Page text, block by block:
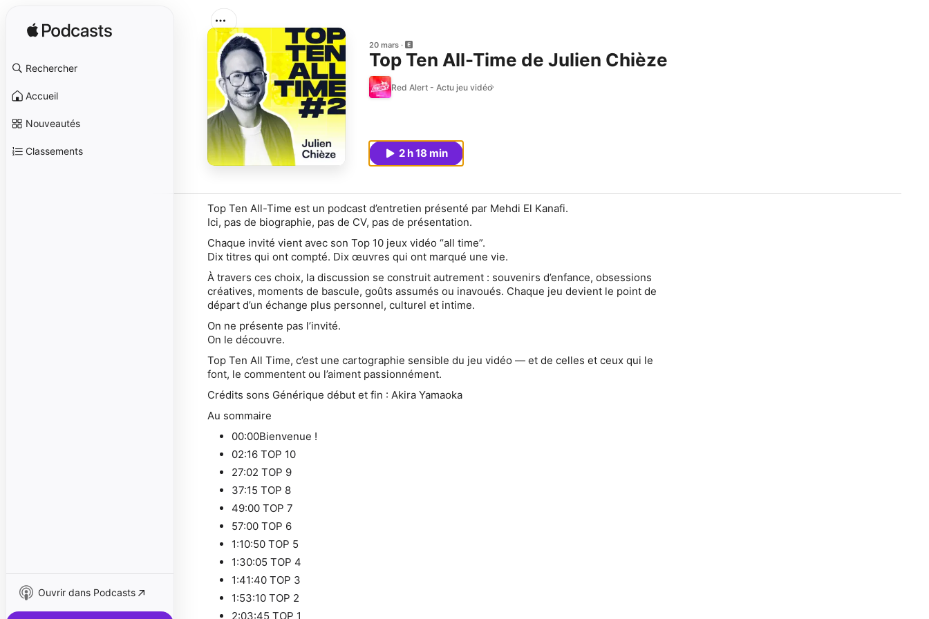
Rechercher
Accueil
Nouveautés
Classements
Ouvrir dans Podcasts
20 mars
Top Ten All-Time de Julien Chièze
Red Alert - Actu jeu vidéo
2 h 18 min
Top Ten All-Time est un podcast d’entretien présenté par Mehdi El Kanafi.
Ici, pas de biographie, pas de CV, pas de présentation.
Chaque invité vient avec son Top 10 jeux vidéo “all time”.
Dix titres qui ont compté. Dix œuvres qui ont marqué une vie.
À travers ces choix, la discussion se construit autrement : souvenirs d’enfance, obsessions
créatives, moments de bascule, goûts assumés ou inavoués. Chaque jeu devient le point de
départ d’un échange plus personnel, culturel et intime.
On ne présente pas l’invité.
On le découvre.
Top Ten All Time, c’est une cartographie sensible du jeu vidéo — et de celles et ceux qui le
font, le commentent ou l’aiment passionnément.
Crédits sons Générique début et fin : Akira Yamaoka
Au sommaire
00:00Bienvenue !
02:16 TOP 10
27:02 TOP 9
37:15 TOP 8
49:00 TOP 7
57:00 TOP 6
1:10:50 TOP 5
1:30:05 TOP 4
1:41:40 TOP 3
1:53:10 TOP 2
2:03:45 TOP 1